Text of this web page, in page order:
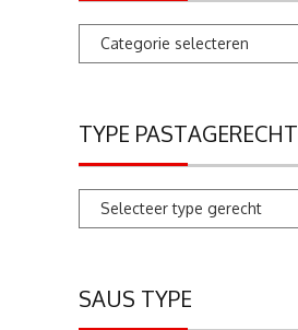
Pastarecepten
zoeken
TYPE PASTAGERECHT
SAUS TYPE